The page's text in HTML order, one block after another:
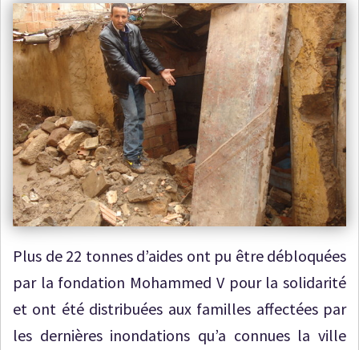
Plus de 22 tonnes d’aides ont pu être débloquées
par la fondation Mohammed V pour la solidarité
et ont été distribuées aux familles affectées par
les dernières inondations qu’a connues la ville